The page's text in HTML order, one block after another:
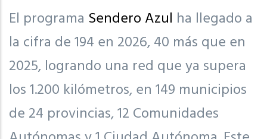
El programa Sendero Azul ha llegado a
la cifra de 194 en 2026, 40 más que en
2025, logrando una red que ya supera
los 1.200 kilómetros, en 149 municipios
de 24 provincias, 12 Comunidades